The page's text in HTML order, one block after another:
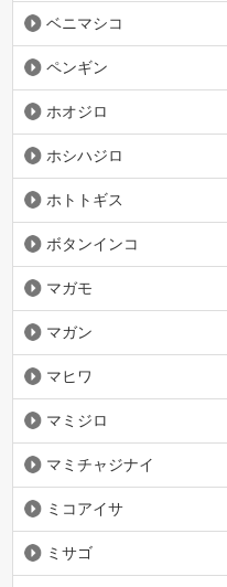
ベニマシコ
ペンギン
ホオジロ
ホシハジロ
ホトトギス
ボタンインコ
マガモ
マガン
マヒワ
マミジロ
マミチャジナイ
ミコアイサ
ミサゴ